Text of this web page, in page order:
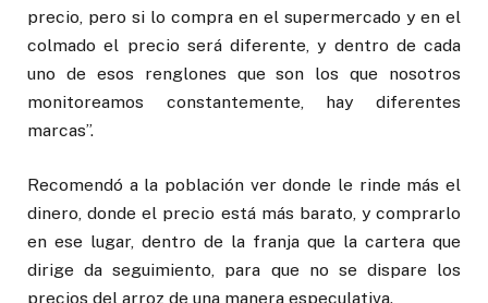
precio, pero si lo compra en el supermercado y en el
colmado el precio será diferente, y dentro de cada
uno de esos renglones que son los que nosotros
monitoreamos constantemente, hay diferentes
marcas”.
Recomendó a la población ver donde le rinde más el
dinero, donde el precio está más barato, y comprarlo
en ese lugar, dentro de la franja que la cartera que
dirige da seguimiento, para que no se dispare los
precios del arroz de una manera especulativa.